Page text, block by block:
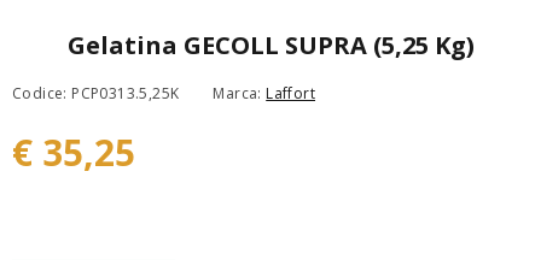
Gelatina GECOLL SUPRA (5,25 Kg)
Codice: PCP0313.5,25K Marca: Laffort
€ 35,25